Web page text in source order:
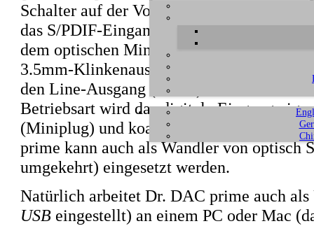
Schalter auf der Vorderseite auf
das S/PDIF-Eingangssignal wahlweise
dem optischen Miniplug-Eingang auf der
3.5mm-Klinkenausgang auf der
den Line-Ausgang (Cinch) auf der
Betriebsart wird das digitale
(Miniplug) und koaxialen (Cinch) S/PDIF-
prime kann auch als Wandler von optisch
umgekehrt) eingesetzt werden.
Natürlich arbeitet Dr. DAC prime auch
USB eingestellt) an einem PC oder Mac